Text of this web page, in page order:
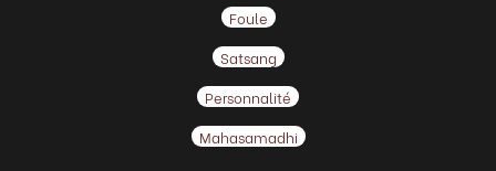
Foule
Satsang
Personnalité
Mahasamadhi